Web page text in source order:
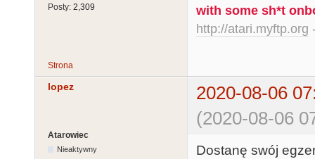
Posty: 2,309
with some sh*t
http://atari.myftp.org
Strona
lopez
2020-08-06
(2020-08-06
Atarowiec
Nieaktywny
Dostanę swój